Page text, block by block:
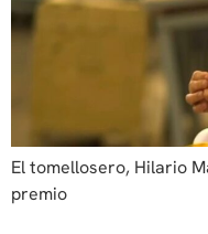
El tomellosero, Hilario
premio